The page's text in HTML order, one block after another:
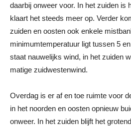
daarbij onweer voor. In het zuiden is
klaart het steeds meer op. Verder
zuiden en oosten ook enkele
minimumtemperatuur ligt tussen 5
staat nauwelijks wind, in het zuiden
matige zuidwestenwind.
Overdag is er af en toe ruimte voor
in het noorden en oosten opnieuw
onweer. In het zuiden blijft het